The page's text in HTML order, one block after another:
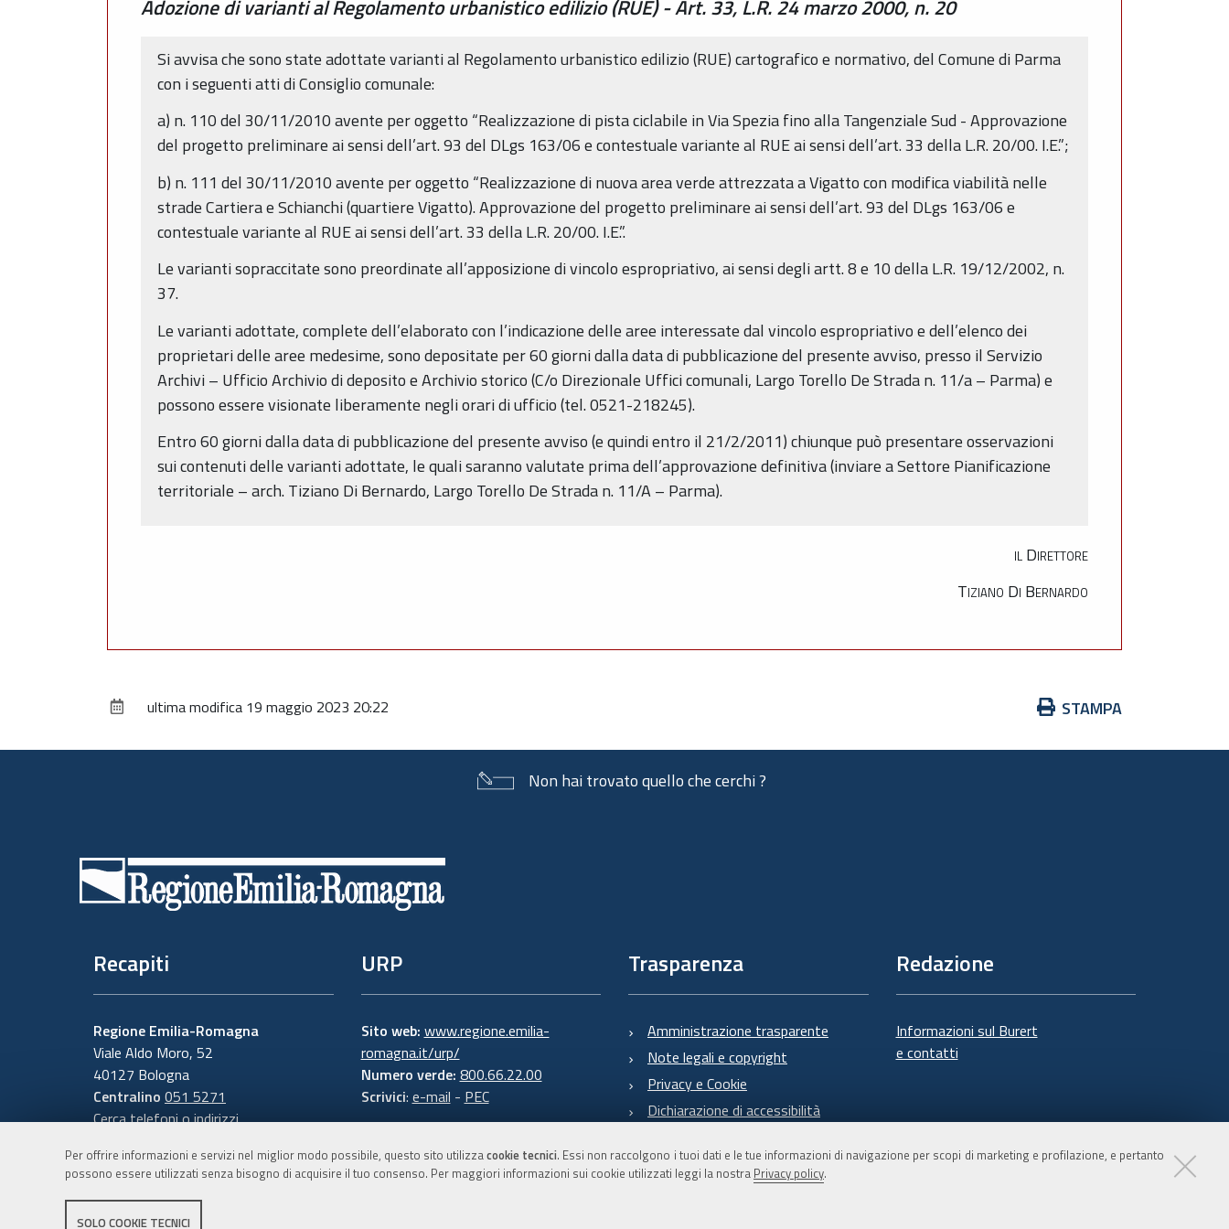
Per offrire informazioni e servizi nel miglior modo possibile, questo sito utilizzacookie tecnici. Essi non raccolgono i tuoi dati e le tue informazioni di navigazione per scopi di marketing e profilazione, e pertanto
possono essere utilizzati senza bisogno di acquisire il tuo consenso. Per maggiori informazioni sui cookie utilizzati leggi la nostra Privacy policy.
SOLO COOKIE TECNICI
Adozione di varianti al Regolamento urbanistico edilizio (RUE) - Art. 33, L.R. 24 marzo 2000, n. 20
Si avvisa che sono state adottate varianti al Regolamento urbanistico edilizio (RUE) cartografico e normativo, del Comune di Parma
con i seguenti atti di Consiglio comunale:
a) n. 110 del 30/11/2010 avente per oggetto “Realizzazione di pista ciclabile in Via Spezia fino alla Tangenziale Sud - Approvazione
del progetto preliminare ai sensi dell’art. 93 del DLgs 163/06 e contestuale variante al RUE ai sensi dell’art. 33 della L.R. 20/00. I.E.”;
b) n. 111 del 30/11/2010 avente per oggetto “Realizzazione di nuova area verde attrezzata a Vigatto con modifica viabilità nelle
strade Cartiera e Schianchi (quartiere Vigatto). Approvazione del progetto preliminare ai sensi dell’art. 93 del DLgs 163/06 e
contestuale variante al RUE ai sensi dell’art. 33 della L.R. 20/00. I.E.”.
Le varianti sopraccitate sono preordinate all’apposizione di vincolo espropriativo, ai sensi degli artt. 8 e 10 della L.R. 19/12/2002, n.
37.
Le varianti adottate, complete dell’elaborato con l’indicazione delle aree interessate dal vincolo espropriativo e dell’elenco dei
proprietari delle aree medesime, sono depositate per 60 giorni dalla data di pubblicazione del presente avviso, presso il Servizio
Archivi – Ufficio Archivio di deposito e Archivio storico (C/o Direzionale Uffici comunali, Largo Torello De Strada n. 11/a – Parma) e
possono essere visionate liberamente negli orari di ufficio (tel. 0521-218245).
Entro 60 giorni dalla data di pubblicazione del presente avviso (e quindi entro il 21/2/2011) chiunque può presentare osservazioni
sui contenuti delle varianti adottate, le quali saranno valutate prima dell’approvazione definitiva (inviare a Settore Pianificazione
territoriale – arch. Tiziano Di Bernardo, Largo Torello De Strada n. 11/A – Parma).
il Direttore
Tiziano Di Bernardo
Azioni
documento
STAMPA
ultima modifica 19 maggio 2023 20:22
Non hai trovato quello che cerchi ?
Recapiti
Regione Emilia-Romagna
Viale Aldo Moro, 52
40127 Bologna
Centralino 051 5271
Cerca telefoni o indirizzi
URP
Sito web: www.regione.emilia-
romagna.it/urp/
Numero verde: 800.66.22.00
Scrivici: e-mail - PEC
Trasparenza
Amministrazione trasparente
Note legali e copyright
Privacy e Cookie
Dichiarazione di accessibilità
Redazione
Informazioni sul Burert
e contatti